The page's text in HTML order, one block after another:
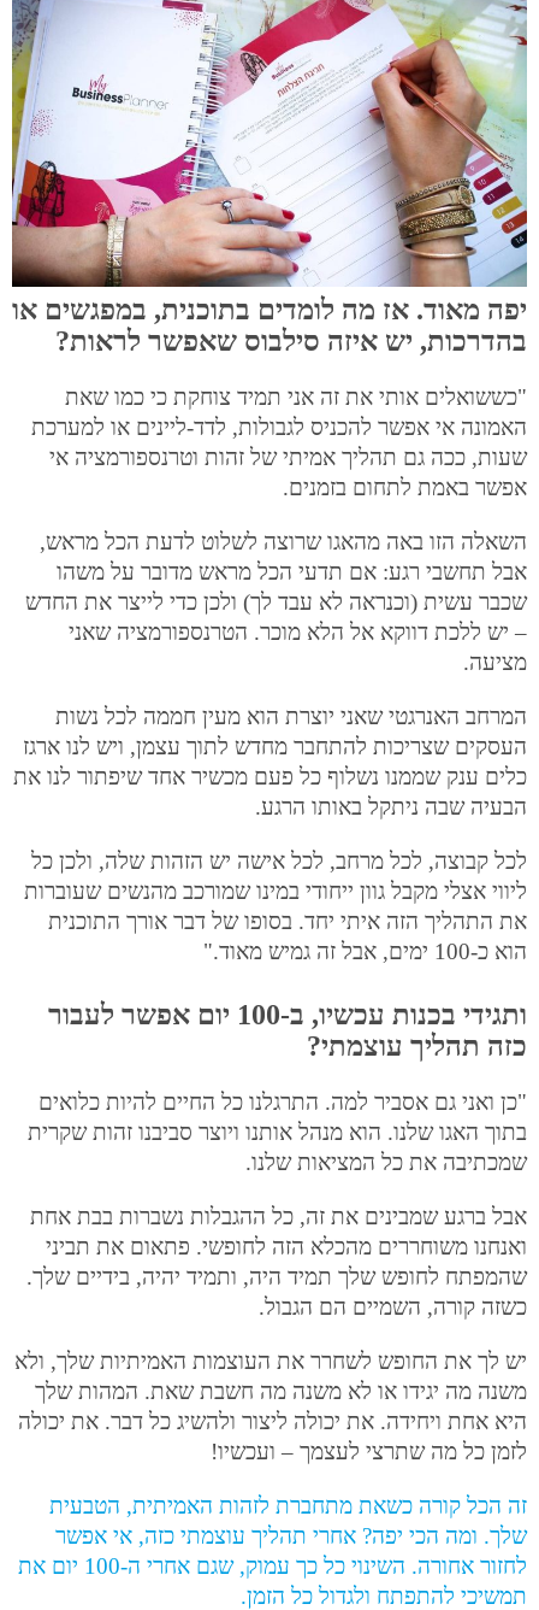
יפה מאוד. אז מה לומדים בתוכנית, במפגשים או
בהדרכות, יש איזה סילבוס שאפשר לראות?
"כששואלים אותי את זה אני תמיד צוחקת כי כמו שאת
האמונה אי אפשר להכניס לגבולות, לדד-ליינים או למערכת
שעות, ככה גם תהליך אמיתי של זהות וטרנספורמציה אי
אפשר באמת לתחום בזמנים.
השאלה הזו באה מהאגו שרוצה לשלוט לדעת הכל מראש,
אבל תחשבי רגע: אם תדעי הכל מראש מדובר על משהו
שכבר עשית (וכנראה לא עבד לך) ולכן כדי לייצר את החדש
– יש ללכת דווקא אל הלא מוכר. הטרנספורמציה שאני
מציעה.
המרחב האנרגטי שאני יוצרת הוא מעין חממה לכל נשות
העסקים שצריכות להתחבר מחדש לתוך עצמן, ויש לנו ארגז
כלים ענק שממנו נשלוף כל פעם מכשיר אחד שיפתור לנו את
הבעיה שבה ניתקל באותו הרגע.
לכל קבוצה, לכל מרחב, לכל אישה יש הזהות שלה, ולכן כל
ליווי אצלי מקבל גוון ייחודי במינו שמורכב מהנשים שעוברות
את התהליך הזה איתי יחד. בסופו של דבר אורך התוכנית
הוא כ-100 ימים, אבל זה גמיש מאוד."
ותגידי בכנות עכשיו, ב-100 יום אפשר לעבור
כזה תהליך עוצמתי?
"כן ואני גם אסביר למה. התרגלנו כל החיים להיות כלואים
בתוך האגו שלנו. הוא מנהל אותנו ויוצר סביבנו זהות שקרית
שמכתיבה את כל המציאות שלנו.
אבל ברגע שמבינים את זה, כל ההגבלות נשברות בבת אחת
ואנחנו משוחררים מהכלא הזה לחופשי. פתאום את תביני
שהמפתח לחופש שלך תמיד היה, ותמיד יהיה, בידיים שלך.
כשזה קורה, השמיים הם הגבול.
יש לך את החופש לשחרר את העוצמות האמיתיות שלך, ולא
משנה מה יגידו או לא משנה מה חשבת שאת. המהות שלך
היא אחת ויחידה. את יכולה ליצור ולהשיג כל דבר. את יכולה
לזמן כל מה שתרצי לעצמך – ועכשיו!
זה הכל קורה כשאת מתחברת לזהות האמיתית, הטבעית
שלך. ומה הכי יפה? אחרי תהליך עוצמתי כזה, אי אפשר
לחזור אחורה. השינוי כל כך עמוק, שגם אחרי ה-100 יום את
תמשיכי להתפתח ולגדול כל הזמן.